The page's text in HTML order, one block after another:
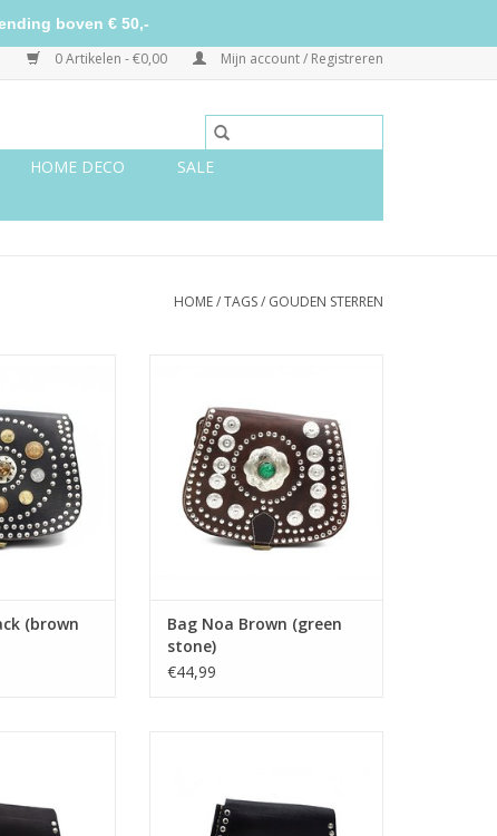
0 Artikelen - €0,00 Mijn account / Registreren
HOME DECO
SALE
HOME/TAGS/ GOUDEN STERREN
(brown
Bag Noa Brown (green
stone)
€44,99
boven € 50,-